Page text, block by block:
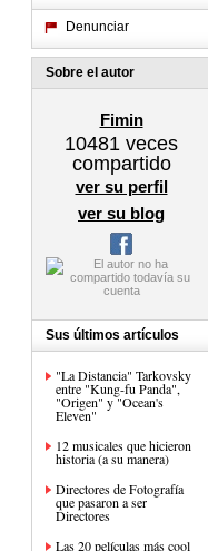
Denunciar
Sobre el autor
Fimin
10481 veces
compartido
ver su perfil
ver su blog
Sus últimos artículos
"La Distancia" Tarkovsky
entre "Kung-fu Panda",
"Origen" y "Ocean's
Eleven"
12 musicales que hicieron
historia (a su manera)
Directores de Fotografía
que pasaron a ser
Directores
Las 20 películas más cool